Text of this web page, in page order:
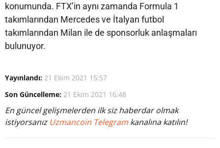
konumunda. FTX’in aynı zamanda Formula 1
takımlarından Mercedes ve İtalyan futbol
takımlarından Milan ile de sponsorluk anlaşmaları
bulunuyor.
Yayınlandı: 21 Ekim 2021 15:57
Son Güncelleme: 21 Ekim 2021 16:48
En güncel gelişmelerden ilk siz haberdar olmak
istiyorsanız Uzmancoin Telegram kanalına katılın!